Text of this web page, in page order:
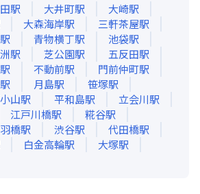
駅 大井町駅 大崎駅
大森海岸駅 三軒茶屋駅
駅 青物横丁駅 池袋駅
駅 芝公園駅 五反田駅
駅 不動前駅 門前仲町駅
駅 月島駅 笹塚駅
山駅 平和島駅 立会川駅
江戸川橋駅 糀谷駅
橋駅 渋谷駅 代田橋駅
白金高輪駅 大塚駅